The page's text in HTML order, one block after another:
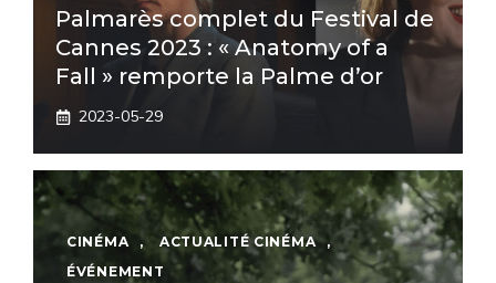
Palmarès complet du Festival de
Cannes 2023 : « Anatomy of a
Fall » remporte la Palme d’or
2023-05-29
CINÉMA , ACTUALITÉ CINÉMA
,
ÉVÉNEMENT